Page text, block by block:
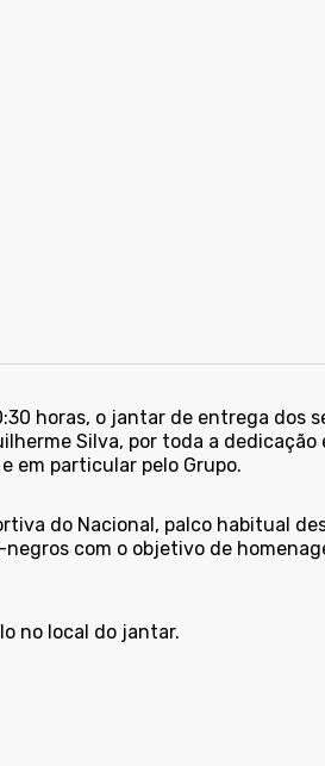
horas, o jantar de entrega dos
Silva, por toda a dedicação
em particular pelo Grupo.
do Nacional, palco habitual
com o objetivo de
no local do jantar.